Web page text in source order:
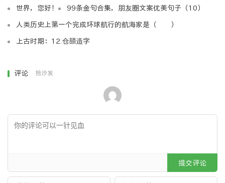
54 站长交流网站推广法。多和其他站长交流，探讨推
广方法。说不定什么时候就有意外惊喜。在和别人的经验交
在告诉别人的时候，也是对自己经验的一次系统化、条理
55 网页病毒网站推广法。利用其他网站的dns漏洞、
服务器漏洞，程序漏洞等，直接挂上自己的网站，迅速提高
网站普及率。这是最强悍的另类推广方法。属于被清理的方
56 过路费网站推广法。如果你有电信等方面的资源，
57 域名网站推广法。人是会犯错的动物。研究高流量
网站的域名，分析其错误拼写的各种可能，注册相应域名，
世界，您好！ 99条金句合集，朋友圈文案优美句子（10）
人类历史上第一个完成环球航行的航海家是（ ）
上古时期：12.仓颉造字
评论 抢沙发
提交评论